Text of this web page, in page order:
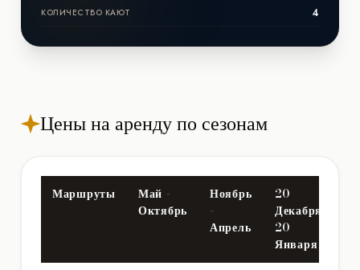
КОЛИЧЕСТВО КАЮТ 4
Цены на аренду по сезонам
Маршруты
Май -
Октябрь
Ноябрь
-
Апрель
20
Декабря -
20
Января